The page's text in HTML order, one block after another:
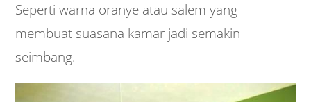
Seperti warna oranye atau salem yang
membuat suasana kamar jadi semakin
seimbang.